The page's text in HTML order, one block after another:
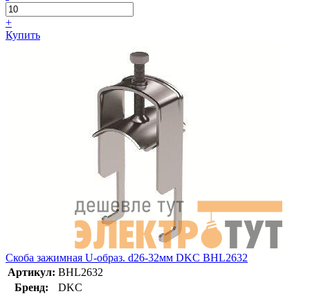
+
Купить
Скоба зажимная U-образ. d26-32мм DKC BHL2632
Артикул: BHL2632
Бренд:
DKC